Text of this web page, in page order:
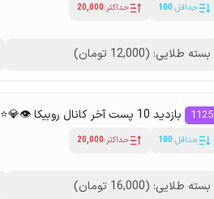
حداقل:100 حداکثر:20,000
بسته طلایی: (12,000 تومان)
1125 بازدید 10 پست آخر کانال روبیکا 👁💎⭐️
حداقل:100 حداکثر:20,000
بسته طلایی: (16,000 تومان)